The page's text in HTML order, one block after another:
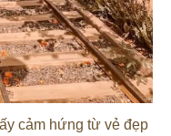
cảm hứng từ vẻ đẹp